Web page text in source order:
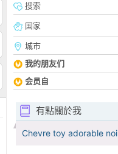
搜索
国家
城市
我的朋友们
会员自
有點關於我
Chevre toy adorable